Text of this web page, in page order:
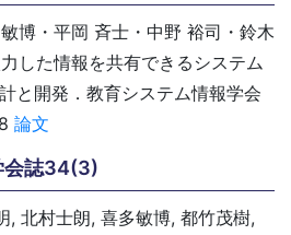
博・平岡 斉士・中野 裕司・鈴木
した情報を共有できるシステム
と開発．教育システム情報学会
論文
会誌34(3)
, 北村士朗, 喜多敏博, 都竹茂樹,